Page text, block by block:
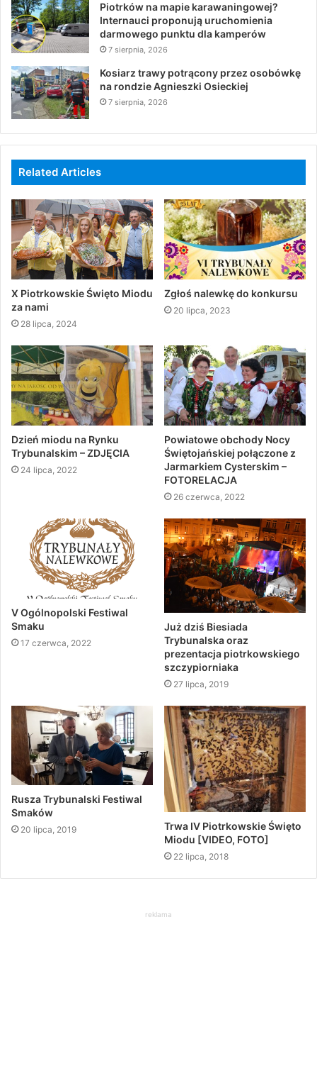
Piotrków na mapie karawaningowej?
Internauci proponują uruchomienia
darmowego punktu dla kamperów
7 sierpnia, 2026
Kosiarz trawy potrącony przez osobówkę
na rondzie Agnieszki Osieckiej
7 sierpnia, 2026
Related Articles
X Piotrkowskie Święto Miodu
za nami
28 lipca, 2024
Zgłoś nalewkę do konkursu
20 lipca, 2023
Dzień miodu na Rynku
Trybunalskim – ZDJĘCIA
24 lipca, 2022
Powiatowe obchody Nocy
Świętojańskiej połączone z
Jarmarkiem Cysterskim –
FOTORELACJA
26 czerwca, 2022
V Ogólnopolski Festiwal
Smaku
17 czerwca, 2022
Już dziś Biesiada
Trybunalska oraz
prezentacja piotrkowskiego
szczypiorniaka
27 lipca, 2019
Rusza Trybunalski Festiwal
Smaków
20 lipca, 2019
Trwa IV Piotrkowskie Święto
Miodu [VIDEO, FOTO]
22 lipca, 2018
reklama